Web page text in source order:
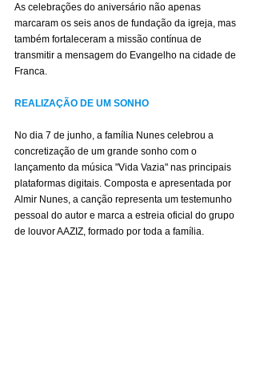
As celebrações do aniversário não apenas
marcaram os seis anos de fundação da igreja, mas
também fortaleceram a missão contínua de
transmitir a mensagem do Evangelho na cidade de
Franca.
REALIZAÇÃO DE UM SONHO
No dia 7 de junho, a família Nunes celebrou a
concretização de um grande sonho com o
lançamento da música "Vida Vazia" nas principais
plataformas digitais. Composta e apresentada por
Almir Nunes, a canção representa um testemunho
pessoal do autor e marca a estreia oficial do grupo
de louvor AAZIZ, formado por toda a família.